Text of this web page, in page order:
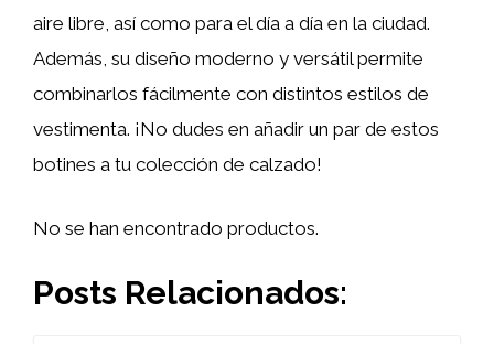
aire libre, así como para el día a día en la ciudad.
Además, su diseño moderno y versátil permite
combinarlos fácilmente con distintos estilos de
vestimenta. ¡No dudes en añadir un par de estos
botines a tu colección de calzado!
No se han encontrado productos.
Posts Relacionados: